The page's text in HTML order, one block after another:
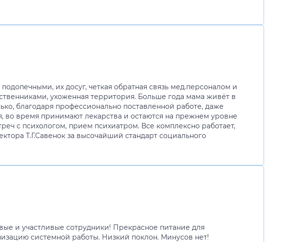
их досуг, четкая обратная связь мед.персоналом и
ухоженная территория. Больше года мама живёт в
благодаря профессионально поставленной работе, даже
время принимают лекарства и остаются на прежнем уровне
с психологом, прием психиатром. Все комплексно работает,
Т.Г.Савенок за высочайший стандарт социального
и участливые сотрудники! Прекрасное питание для
системной работы. Низкий поклон. Минусов нет!